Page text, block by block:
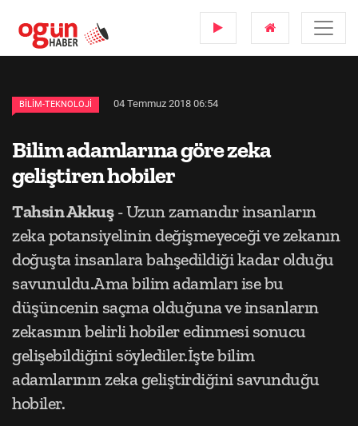
BILIM-TEKNOLOJI 04 Temmuz 2018 06:54
Bilim adamlarına göre zeka
geliştiren hobiler
Tahsin Akkuş- Uzun zamandır insanların
zeka potansiyelinin değişmeyeceği ve zekanın
doğuşta insanlara bahşedildiği kadar olduğu
savunuldu.Ama bilim adamları ise bu
düşüncenin saçma olduğuna ve insanların
zekasının belirli hobiler edinmesi sonucu
gelişebildiğini söylediler.İşte bilim
adamlarının zeka geliştirdiğini savunduğu
hobiler.